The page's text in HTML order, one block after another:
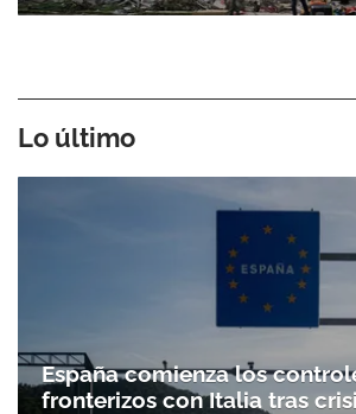
Lo último
España comienza los
fronterizos con Italia tras